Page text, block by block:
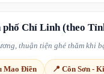
phố Chí Linh(theo
, thuận tiện ghé thăm khi
Mao Điền 📍 Côn Sơn -